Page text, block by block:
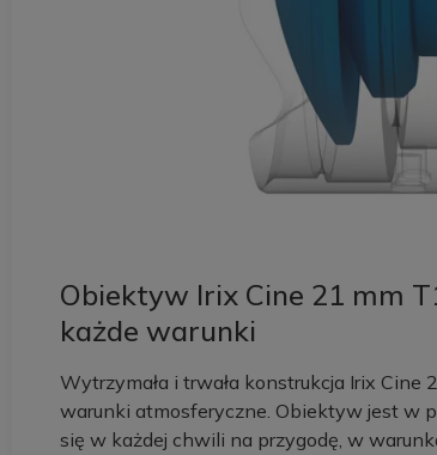
Obiektyw Irix Cine 21 mm
każde warunki
Wytrzymała i trwała konstrukcja Irix Cine
warunki atmosferyczne. Obiektyw jest w
się w każdej chwili na przygodę, w